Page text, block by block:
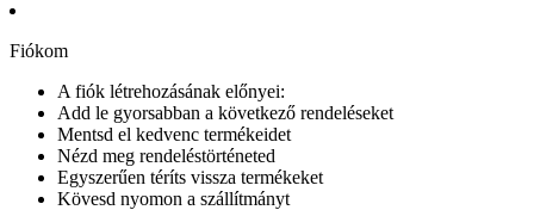
Fiókom
A fiók létrehozásának előnyei:
Add le gyorsabban a következő rendeléseket
Mentsd el kedvenc termékeidet
Nézd meg rendeléstörténeted
Egyszerűen téríts vissza termékeket
Kövesd nyomon a szállítmányt